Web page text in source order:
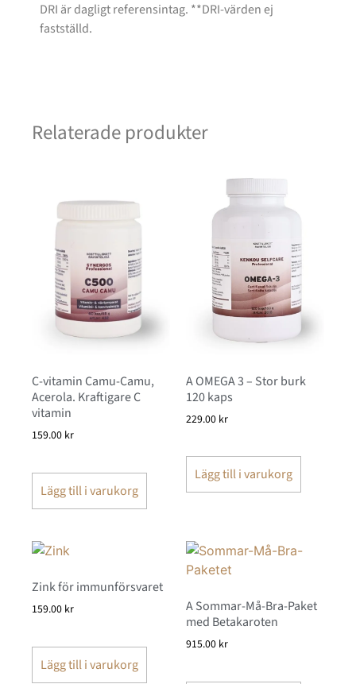
DRI är dagligt referensintag. **DRI-värden ej
fastställd.
Relaterade produkter
C-vitamin Camu-Camu,
Acerola. Kraftigare C
vitamin
159.00 kr
Lägg till i varukorg
A OMEGA 3 – Stor burk
120 kaps
229.00 kr
Lägg till i varukorg
Zink för immunförsvaret
159.00 kr
Lägg till i varukorg
A Sommar-Må-Bra-Paket
med Betakaroten
915.00 kr